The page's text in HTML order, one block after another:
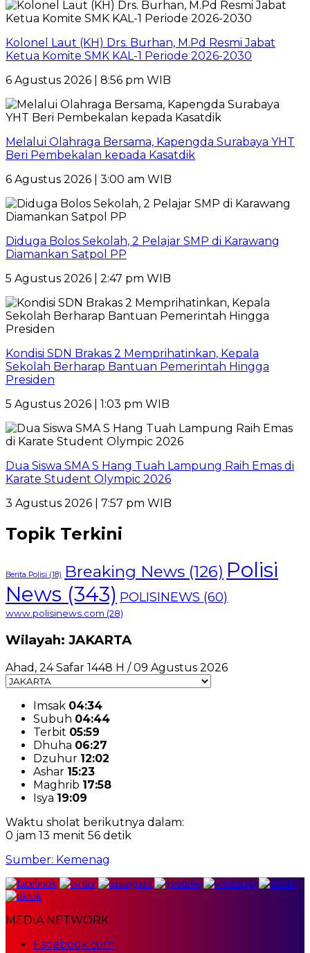
Kolonel Laut (KH) Drs. Burhan, M.Pd Resmi Jabat
Ketua Komite SMK KAL-1 Periode 2026-2030
6 Agustus 2026 | 8:56 pm WIB
Melalui Olahraga Bersama, Kapengda Surabaya YHT
Beri Pembekalan kepada Kasatdik
6 Agustus 2026 | 3:00 am WIB
Diduga Bolos Sekolah, 2 Pelajar SMP di Karawang
Diamankan Satpol PP
5 Agustus 2026 | 2:47 pm WIB
Kondisi SDN Brakas 2 Memprihatinkan, Kepala
Sekolah Berharap Bantuan Pemerintah Hingga
Presiden
5 Agustus 2026 | 1:03 pm WIB
Dua Siswa SMA S Hang Tuah Lampung Raih Emas di
Karate Student Olympic 2026
3 Agustus 2026 | 7:57 pm WIB
Topik Terkini
Berita Polisi (18) Breaking News (126) Polisi
News (343) POLISINEWS (60)
www.polisinews.com (28)
Wilayah: JAKARTA
Ahad, 24 Safar 1448 H / 09 Agustus 2026
Imsak 04:34
Subuh 04:44
Terbit 05:59
Dhuha 06:27
Dzuhur 12:02
Ashar 15:23
Maghrib 17:58
Isya 19:09
Waktu sholat berikutnya dalam:
0 jam 13 menit 55 detik
Sumber: Kemenag
MEDIA NETWORK
Facebook.com